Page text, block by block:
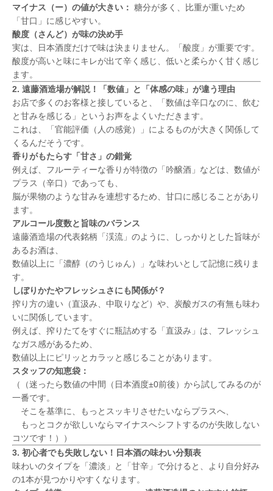
マイナス（ー）の値が大きい： 糖分が多く、比重が重いため
「甘口」に感じやすい。
酸度（さんど）が味の決め手
実は、日本酒度だけで味は決まりません。「酸度」が重要です。
酸度が高いと味にキレが出て辛く感じ、低いと柔らかく甘く感じ
ます。
2. 遠藤酒造場が解説！「数値」と「体感の味」が違う理由
お店で多くのお客様と接していると、「数値は辛口なのに、飲む
と甘みを感じる」というお声をよくいただきます。
これは、「官能評価（人の感覚）」によるものが大きく関係して
くるんだそうです。
香りがもたらす「甘さ」の錯覚
例えば、フルーティーな香りが特徴の「吟醸酒」などは、数値が
プラス（辛口）であっても、
脳が果物のような甘みを連想するため、甘口に感じることがあり
ます。
アルコール度数と旨味のバランス
遠藤酒造場の代表銘柄「渓流」のように、しっかりとした旨味が
あるお酒は、
数値以上に「濃醇（のうじゅん）」な味わいとして記憶に残りま
す。
しぼりかたやフレッシュさにも関係が？
搾り方の違い（直汲み、中取りなど）や、炭酸ガスの有無も味わ
いに関係しています。
例えば、搾りたてをすぐに瓶詰めする「直汲み」は、フレッシュ
なガス感があるため、
数値以上にピリッとカラッと感じることがあります。
スタッフの知恵袋：
（（迷ったら数値の中間（日本酒度±0前後）から試してみるのが
一番です。
そこを基準に、もっとスッキリさせたいならプラスへ、
もっとコクが欲しいならマイナスへシフトするのが失敗しない
コツです！））
3. 初心者でも失敗しない！日本酒の味わい分類表
味わいのタイプを「濃淡」と「甘辛」で分けると、より自分好み
の1本が見つかりやすくなります。